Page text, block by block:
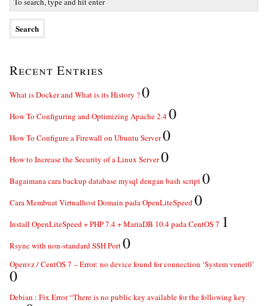
Recent Entries
What is Docker and What is its History ?0
How To Configuring and Optimizing Apache 2.40
How To Configure a Firewall on Ubuntu Server0
How to Increase the Security of a Linux Server0
Bagaimana cara backup database mysql dengan bash script0
Cara Membuat Virtualhost Domain pada OpenLiteSpeed0
Install OpenLiteSpeed + PHP 7.4 + MariaDB 10.4 pada CentOS 7 1
Rsync with non-standard SSH Port0
Openvz / CentOS 7 – Error: no device found for connection ‘System venet0’
0
Debian : Fix Error “There is no public key available for the following key